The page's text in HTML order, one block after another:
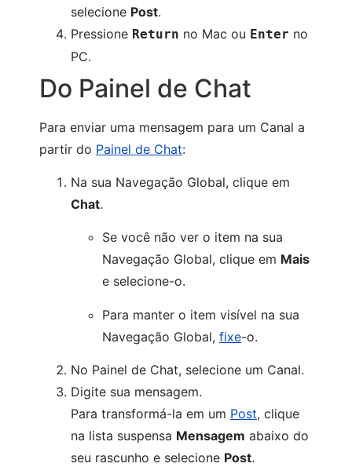
selecione Post.
Pressione Return no Mac ou Enter no
PC.
Do Painel de Chat
Para enviar uma mensagem para um Canal a
partir do Painel de Chat:
Na sua Navegação Global, clique em
Chat.
Se você não ver o item na sua
Navegação Global, clique em Mais
e selecione-o.
Para manter o item visível na sua
Navegação Global, fixe-o.
No Painel de Chat, selecione um Canal.
Digite sua mensagem.
Para transformá-la em um Post, clique
na lista suspensa Mensagem abaixo do
seu rascunho e selecione Post.